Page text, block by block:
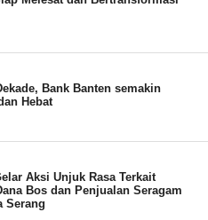
kematian) kalau setelah
Ferry.
Bank Banten semakin
Hebat
Aksi Unjuk Rasa Terkait
Bos dan Penjualan Seragam
Serang